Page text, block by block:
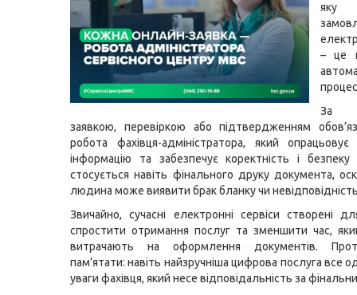
яку
– це
За
заявкою, перевіркою або підтвердженням
робота фахівця-адміністратора, який опрацьовує
інформацію та забезпечує коректність і
стосується навіть фінального друку документа,
людина може виявити брак бланку чи
Звичайно, сучасні електронні сервіси створені
спростити отримання послуг та зменшити час,
витрачають на оформлення документів.
пам’ятати: навіть найзручніша цифрова послуга все
уваги фахівця, який несе відповідальність за